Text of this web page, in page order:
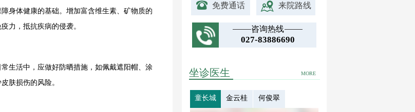
体健康的基础。增加富含维生素、矿物质的
力，抵抗疾病的侵袭。
活中，应做好防晒措施，如佩戴遮阳帽、涂
肤损伤的风险。
免费通话 来院路线
咨询热线
027-83886690
MORE
坐诊医生
童长城 金云桂 何俊翠